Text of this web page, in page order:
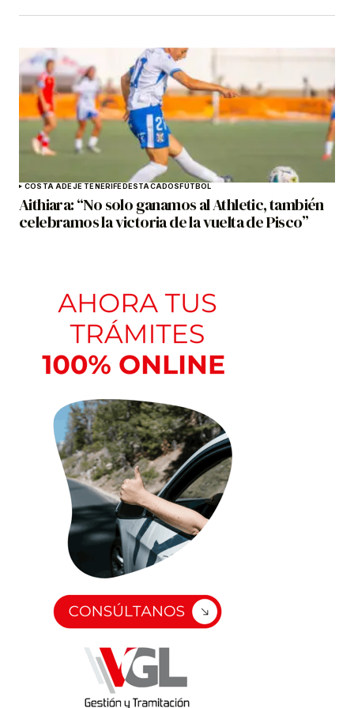
COSTA ADEJE TENERIFE DESTACADOS FÚTBOL
Aithiara: “No solo ganamos al Athletic, también
celebramos la victoria de la vuelta de Pisco”